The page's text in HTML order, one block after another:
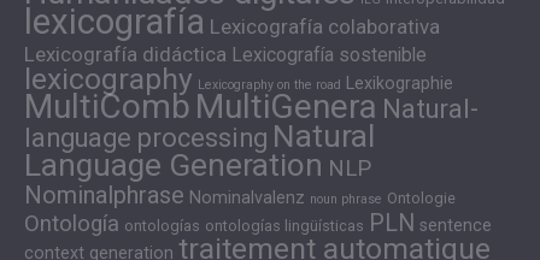
lexicografía Lexicografía colaborativa
Lexicografía didáctica Lexicografía sostenible
lexicography Lexicography on the road Lexikographie
MultiComb MultiGenera Natural-
language processing Natural
Language Generation NLP
Nominalphrase Nominalvalenz noun phrase Ontologie
Ontología ontologías ontologías lingüísticas PLN sentence
context generation traitement automatique